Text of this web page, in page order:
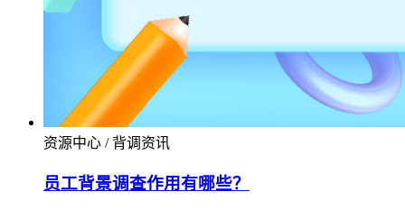
资源中心 / 背调资讯
员工背景调查作用有哪些？